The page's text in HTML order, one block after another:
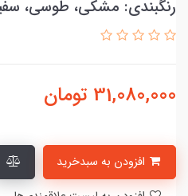
رنگبندی: مشکی، طوسی،
31,080,000 تومان